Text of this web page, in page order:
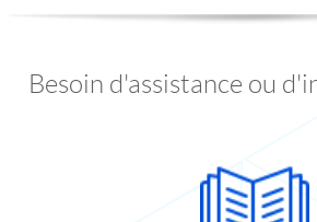
Besoin d'assistance ou